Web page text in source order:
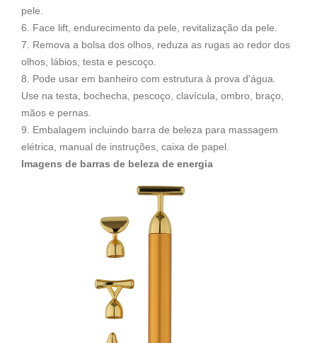
pele.
6. Face lift, endurecimento da pele, revitalização da pele.
7. Remova a bolsa dos olhos, reduza as rugas ao redor dos
olhos, lábios, testa e pescoço.
8. Pode usar em banheiro com estrutura à prova d'água.
Use na testa, bochecha, pescoço, clavícula, ombro, braço,
mãos e pernas.
9. Embalagem incluindo barra de beleza para massagem
elétrica, manual de instruções, caixa de papel.
Imagens de barras de beleza de energia